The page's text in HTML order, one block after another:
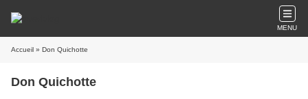
MENU
Accueil » Don Quichotte
Don Quichotte